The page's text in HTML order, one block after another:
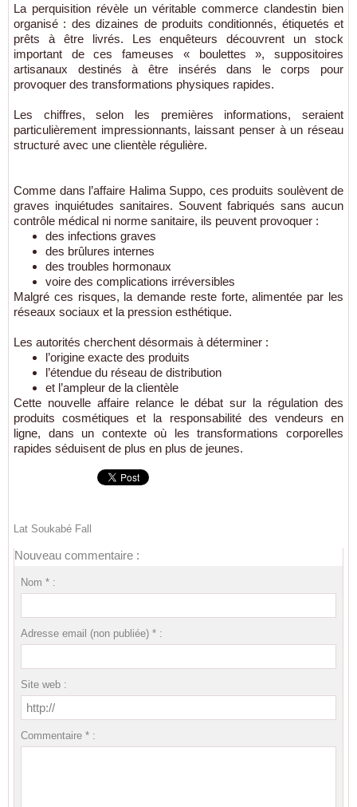
La perquisition révèle un véritable commerce clandestin bien
organisé : des dizaines de produits conditionnés, étiquetés et
prêts à être livrés. Les enquêteurs découvrent un stock
important de ces fameuses « boulettes », suppositoires
artisanaux destinés à être insérés dans le corps pour
provoquer des transformations physiques rapides.
Les chiffres, selon les premières informations, seraient
particulièrement impressionnants, laissant penser à un réseau
structuré avec une clientèle régulière.
Comme dans l’affaire Halima Suppo, ces produits soulèvent de
graves inquiétudes sanitaires. Souvent fabriqués sans aucun
contrôle médical ni norme sanitaire, ils peuvent provoquer :
des infections graves
des brûlures internes
des troubles hormonaux
voire des complications irréversibles
Malgré ces risques, la demande reste forte, alimentée par les
réseaux sociaux et la pression esthétique.
Les autorités cherchent désormais à déterminer :
l’origine exacte des produits
l’étendue du réseau de distribution
et l’ampleur de la clientèle
Cette nouvelle affaire relance le débat sur la régulation des
produits cosmétiques et la responsabilité des vendeurs en
ligne, dans un contexte où les transformations corporelles
rapides séduisent de plus en plus de jeunes.
Lat Soukabé Fall
Nouveau commentaire :
Nom * :
Adresse email (non publiée) * :
Site web :
Commentaire * :